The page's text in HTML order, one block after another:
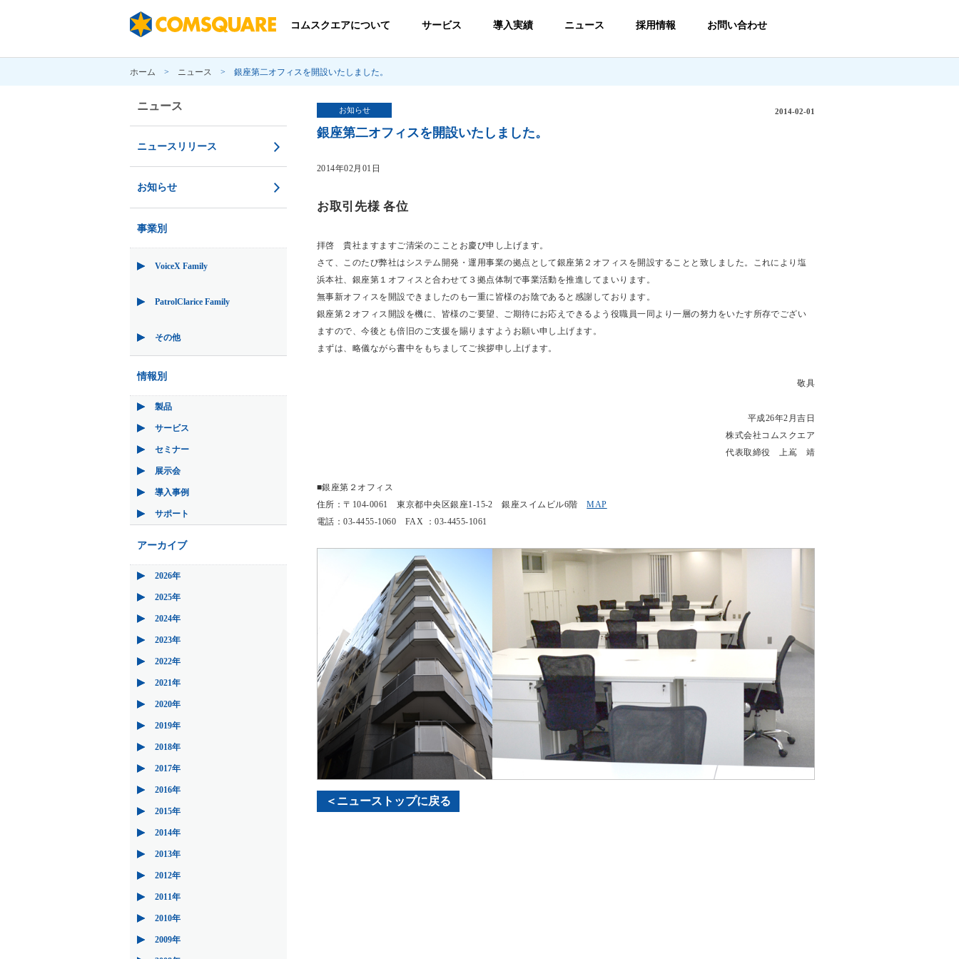
コムスクエアについて サービス 導入実績 ニュース 採用情報 お問い合わせ
ホーム > ニュース > 銀座第二オフィスを開設いたしました。
ニュース
ニュースリリース
お知らせ
事業別
VoiceX Family
PatrolClarice Family
その他
情報別
製品
サービス
セミナー
展示会
導入事例
サポート
アーカイブ
2026年
2025年
2024年
2023年
2022年
2021年
2020年
2019年
2018年
2017年
2016年
2015年
2014年
2013年
2012年
2011年
2010年
2009年
お知らせ 2014-02-01
銀座第二オフィスを開設いたしました。
2014年02月01日
お取引先様 各位
拝啓 貴社ますますご清栄のこことお慶び申し上げます。
さて、このたび弊社はシステム開発・運用事業の拠点として銀座第２オフィスを開設することと致しました。これにより塩
浜本社、銀座第１オフィスと合わせて３拠点体制で事業活動を推進してまいります。
無事新オフィスを開設できましたのも一重に皆様のお陰であると感謝しております。
銀座第２オフィス開設を機に、皆様のご要望、ご期待にお応えできるよう役職員一同より一層の努力をいたす所存でござい
ますので、今後とも倍旧のご支援を賜りますようお願い申し上げます。
まずは、略儀ながら書中をもちましてご挨拶申し上げます。
敬具
平成26年2月吉日
株式会社コムスクエア
代表取締役 上嶌 靖
■銀座第２オフィス
住所：〒104-0061 東京都中央区銀座1-15-2 銀座スイムビル6階MAP
電話：03‐4455‐1060 FAX ：03‐4455‐1061
＜ニューストップに戻る